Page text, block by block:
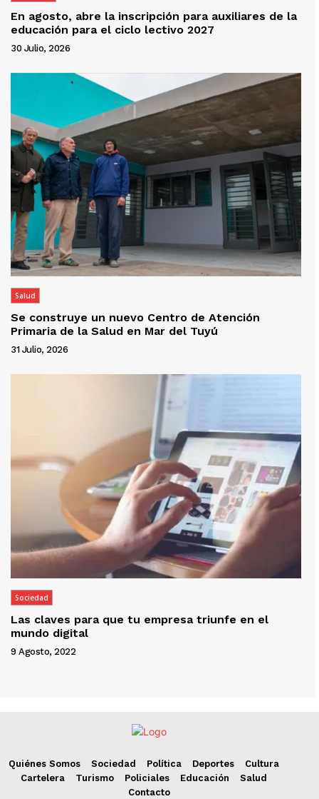
En agosto, abre la inscripción para auxiliares de la
educación para el ciclo lectivo 2027
30 Julio, 2026
Salud
Se construye un nuevo Centro de Atención
Primaria de la Salud en Mar del Tuyú
31 Julio, 2026
Sociedad
Las claves para que tu empresa triunfe en el
mundo digital
9 Agosto, 2022
Quiénes Somos Sociedad Política Deportes
Cultura
Cartelera
Turismo Policiales Educación
Salud
Contacto